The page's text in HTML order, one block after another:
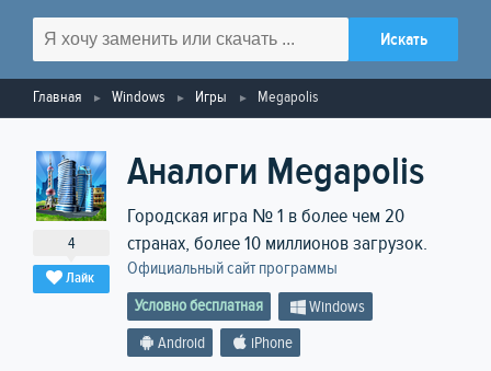
Главная Windows Игры Megapolis
4
Лайк
Аналоги Megapolis
Городская игра № 1 в более чем 20
странах, более 10 миллионов загрузок.
Официальный сайт программы
Условно бесплатная
Windows
Android
iPhone